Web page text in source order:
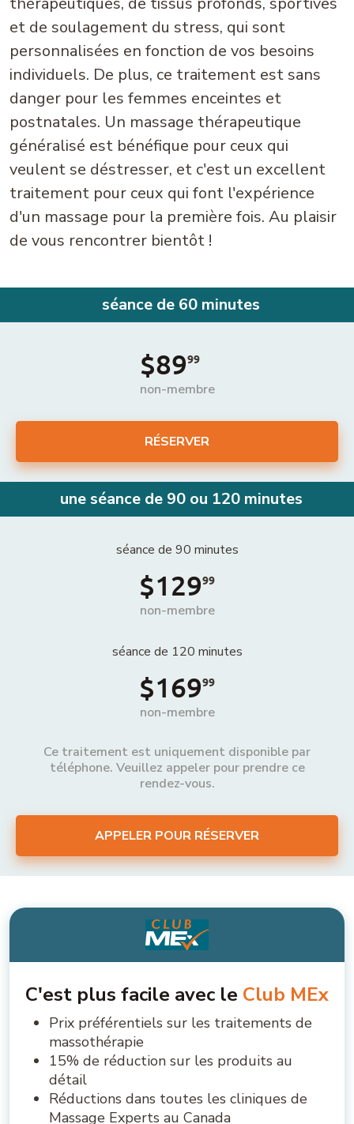
et de soulagement du stress, qui sont
personnalisées en fonction de vos besoins
individuels. De plus, ce traitement est sans
danger pour les femmes enceintes et
postnatales. Un massage thérapeutique
généralisé est bénéfique pour ceux qui
veulent se déstresser, et c'est un excellent
traitement pour ceux qui font l'expérience
d'un massage pour la première fois. Au plaisir
de vous rencontrer bientôt !
séance de 60 minutes
$8999
non-membre
RÉSERVER
une séance de 90 ou 120 minutes
séance de 90 minutes
$12999
non-membre
séance de 120 minutes
$16999
non-membre
Ce traitement est uniquement disponible par
téléphone. Veuillez appeler pour prendre ce
rendez-vous.
APPELER POUR RÉSERVER
C'est plus facile avec le Club MEx
Prix préférentiels sur les traitements de
massothérapie
15% de réduction sur les produits au
détail
Réductions dans toutes les cliniques de
Massage Experts au Canada